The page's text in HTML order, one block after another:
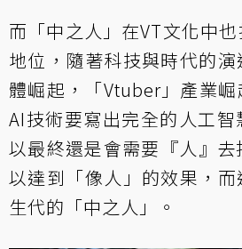
而「中之人」在VT文化中
地位，隨著科技與時代的
體崛起，「Vtuber」產業
AI技術要寫出完全的人工
以最終還是會需要『人』去
以達到「像人」的效果，
生代的「中之人」。